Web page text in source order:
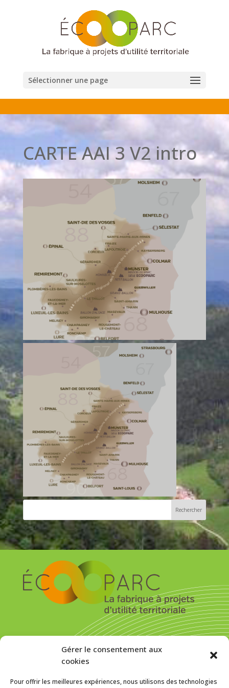
Gérer le consentement aux
cookies
Pour offrir les meilleures expériences, nous utilisons des technologies
Sélectionner une page
CARTE AAI 3 V2 intro